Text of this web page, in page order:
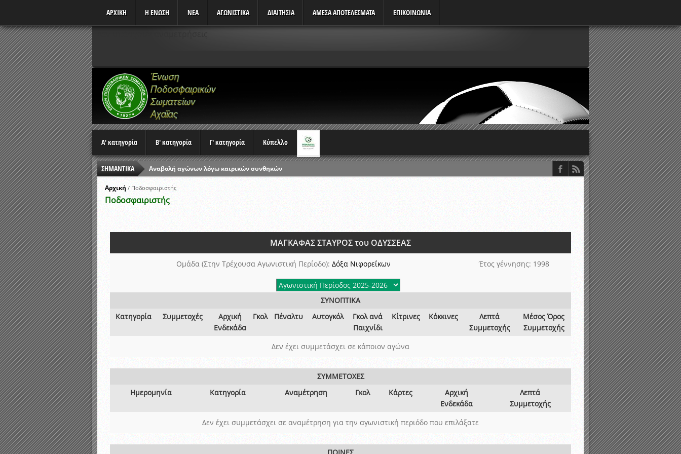
ΑΡΧΙΚΗ Η ΕΝΩΣΗ ΝΕΑ ΑΓΩΝΙΣΤΙΚΆ ΔΙΑΙΤΗΣΙΑ ΑΜΕΣΑ ΑΠΟΤΕΛΕΣΜΑΤΑ ΕΠΙΚΟΙΝΩΝΙΑ
Α' κατηγορία Β' κατηγορία Γ' κατηγορία Κύπελλο
ΣΗΜΑΝΤΙΚΑ
Αναβολή αγώνων λόγω καιρικών συνθηκών
Ώρες έναρξης αγώνων Πρωταθλημάτων
Αποτελέσματα επαναληπτικών γραπτών εξετάσεων και αγωνιστικών δοκιμασιών διαιτητών και παρατηρητών ΕΠΣΑ
Κληρώσεις Πρωταθλημάτων και Κυπέλλου 2015-2016
Αρχική / Ποδοσφαιριστής
Ποδοσφαιριστής
ΜΑΓΚΑΦΑΣ ΣΤΑΥΡΟΣ του ΟΔΥΣΣΕΑΣ
Ομάδα (Στην Τρέχουσα Αγωνιστική Περίοδο): Δόξα Νιφορεΐκων Έτος γέννησης: 1998
ΣΥΝΟΠΤΙΚΑ
Κατηγορία
Συμμετοχές
Αρχική
Ενδεκάδα
Γκολ Πέναλτυ Αυτογκόλ
Γκολ ανά
Παιχνίδι
Κίτρινες Κόκκινες
Λεπτά
Συμμετοχής
Μέσος Όρος
Συμμετοχής
Δεν έχει συμμετάσχει σε κάποιον αγώνα
ΣΥΜΜΕΤΟΧΕΣ
Ημερομηνία
Κατηγορία Αναμέτρηση Γκολ Κάρτες
Αρχική
Ενδεκάδα
Λεπτά
Συμμετοχής
Δεν έχει συμμετάσχει σε αναμέτρηση για την αγωνιστική περιόδο που επιλάξατε